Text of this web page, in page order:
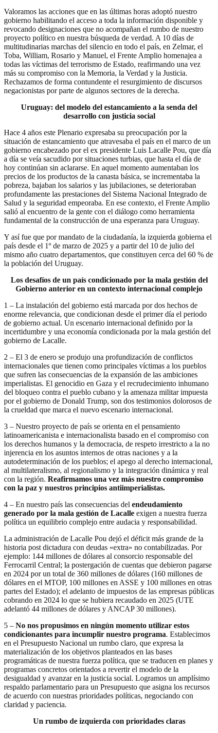
Valoramos las acciones que en las últimas horas adoptó nuestro
gobierno habilitando el acceso a toda la información disponible y
revocando designaciones que no acompañan el rumbo de nuestro
proyecto político en nuestra búsqueda de verdad. A 10 días de
multitudinarias marchas del silencio en todo el país, en Zelmar, el
Toba, William, Rosario y Manuel, el Frente Amplio homenajea a
todas las víctimas del terrorismo de Estado, reafirmando una vez
más su compromiso con la Memoria, la Verdad y la Justicia.
Rechazamos de forma contundente el resurgimiento de discursos
negacionistas por parte de algunos sectores de la derecha.
Uruguay: del modelo del estancamiento a la senda del
desarrollo con justicia social
Hace 4 años este Plenario expresaba su preocupación por la
situación de estancamiento que atravesaba el país en el marco de un
gobierno encabezado por el ex presidente Luis Lacalle Pou, que día
a día se veía sacudido por situaciones turbias, que hasta el día de
hoy continúan sin aclararse. En aquel momento aumentaban los
precios de los productos de la canasta básica, se incrementaba la
pobreza, bajaban los salarios y las jubilaciones, se deterioraban
profundamente las prestaciones del Sistema Nacional Integrado de
Salud y la seguridad empeoraba. En ese contexto, el Frente Amplio
salió al encuentro de la gente con el diálogo como herramienta
fundamental de la construcción de una esperanza para Uruguay.
Y así fue que por mandato de la ciudadanía, la izquierda gobierna el
país desde el 1º de marzo de 2025 y a partir del 10 de julio del
mismo año cuatro departamentos, que constituyen cerca del 60 % de
la población del Uruguay.
Los desafíos de un país condicionado por la mala gestión del
Gobierno anterior en un contexto internacional complejo
1 – La instalación del gobierno está marcada por dos hechos de
enorme relevancia, que condicionan desde el primer día el periodo
de gobierno actual. Un escenario internacional definido por la
incertidumbre y una economía condicionada por la mala gestión del
gobierno de Lacalle.
2 – El 3 de enero se produjo una profundización de conflictos
internacionales que tienen como principales víctimas a los pueblos
que sufren las consecuencias de la expansión de las ambiciones
imperialistas. El genocidio en Gaza y el recrudecimiento inhumano
del bloqueo contra el pueblo cubano y la amenaza militar impuesta
por el gobierno de Donald Trump, son dos testimonios dolorosos de
la crueldad que marca el nuevo escenario internacional.
3 – Nuestro proyecto de país se orienta en el pensamiento
latinoamericanista e internacionalista basado en el compromiso con
los derechos humanos y la democracia, de respeto irrestricto a la no
injerencia en los asuntos internos de otras naciones y a la
autodeterminación de los pueblos; el apego al derecho internacional,
al multilateralismo, al regionalismo y la integración dinámica y real
con la región. Reafirmamos una vez más nuestro compromiso
con la paz y nuestros principios antiimperialistas.
4 – En nuestro país las consecuencias del endeudamiento
generado por la mala gestión de Lacalle exigen a nuestra fuerza
política un equilibrio complejo entre audacia y responsabilidad.
La administración de Lacalle Pou dejó el déficit más grande de la
historia post dictadura con deudas «extra» no contabilizadas. Por
ejemplo: 144 millones de dólares al consorcio responsable del
Ferrocarril Central; la postergación de cuentas que debieron pagarse
en 2024 por un total de 360 millones de dólares (160 millones de
dólares en el MTOP, 100 millones en ASSE y 100 millones en otras
partes del Estado); el adelanto de impuestos de las empresas públicas
cobrando en 2024 lo que se hubiera recaudado en 2025 (UTE
adelantó 44 millones de dólares y ANCAP 30 millones).
5 – No nos propusimos en ningún momento utilizar estos
condicionantes para incumplir nuestro programa. Establecimos
en el Presupuesto Nacional un rumbo claro, que expresa la
materialización de los objetivos planteados en las bases
programáticas de nuestra fuerza política, que se traducen en planes y
programas concretos orientados a revertir el modelo de la
desigualdad y avanzar en la justicia social. Logramos un amplísimo
respaldo parlamentario para un Presupuesto que asigna los recursos
de acuerdo con nuestras prioridades políticas, negociando con
claridad y paciencia.
Un rumbo de izquierda con prioridades claras